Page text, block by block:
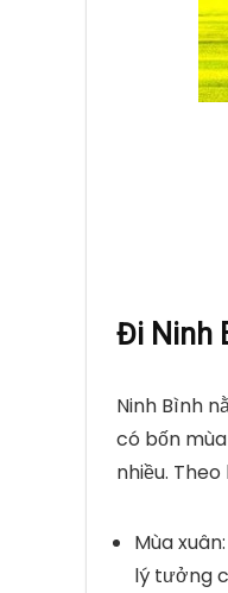
Đi Ninh
Ninh Bình
có bốn
nhiều.
Mùa
lý tưởng